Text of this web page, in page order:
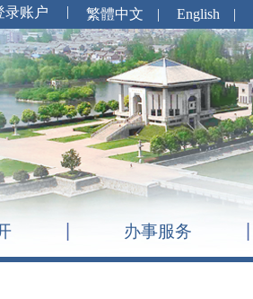
繁體中文 | English |
办事服务